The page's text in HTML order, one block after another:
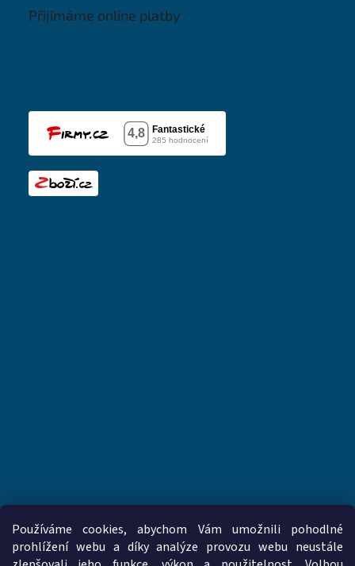
Používáme cookies, abychom Vám umožnili pohodlné
prohlížení webu a díky analýze provozu webu neustále
Přijímáme online platby